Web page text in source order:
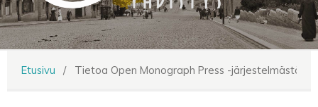
Etusivu / Tietoa Open Monograph Press -järjestelmästä